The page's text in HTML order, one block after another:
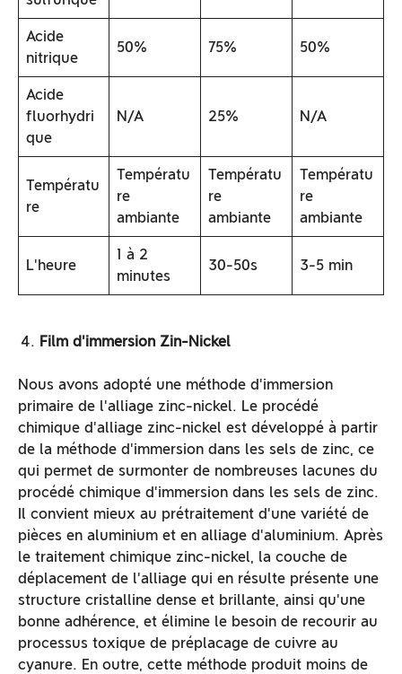
Acide
nitrique
50% 75% 50%
Acide
fluorhydri
que
N/A 25% N/A
Températu
re
Températu
re
ambiante
Températu
re
ambiante
Températu
re
ambiante
L'heure
1 à 2
minutes
30-50s 3-5 min
Film d'immersion Zin-Nickel
Nous avons adopté une méthode d'immersion
primaire de l'alliage zinc-nickel. Le procédé
chimique d'alliage zinc-nickel est développé à partir
de la méthode d'immersion dans les sels de zinc, ce
qui permet de surmonter de nombreuses lacunes du
procédé chimique d'immersion dans les sels de zinc.
Il convient mieux au prétraitement d'une variété de
pièces en aluminium et en alliage d'aluminium. Après
le traitement chimique zinc-nickel, la couche de
déplacement de l'alliage qui en résulte présente une
structure cristalline dense et brillante, ainsi qu'une
bonne adhérence, et élimine le besoin de recourir au
processus toxique de préplacage de cuivre au
cyanure. En outre, cette méthode produit moins de